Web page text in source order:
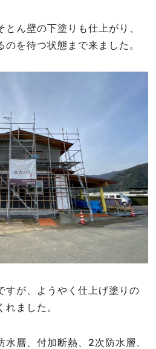
ん壁の下塗りも仕上がり、
を待つ状態まで来ました。
すが、ようやく仕上げ塗りの
ました。
層、付加断熱、2次防水層、